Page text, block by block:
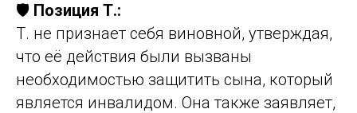
🛡️ Позиция Т.:
Т. не признает себя виновной, утверждая,
что её действия были вызваны
необходимостью защитить сына, который
является инвалидом. Она также заявляет,